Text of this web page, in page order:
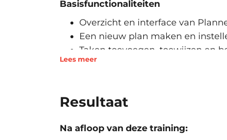
Basisfunctionaliteiten
Overzicht en interface van
Een nieuw plan maken en
Taken toevoegen, toewijzen en
Aangepaste velden voor taken
Taakgeschiedenis bijhouden en
Prioriteiten, labels en mijlpalen
Lees meer
Resultaat
Na afloop van deze training: